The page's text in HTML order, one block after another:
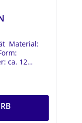
Material:
ca. 12